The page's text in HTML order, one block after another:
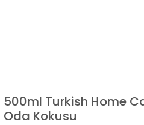
500ml Turkish Home
Oda Kokusu